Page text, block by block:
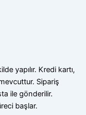
yapılır. Kredi kartı,
Sipariş
ile gönderilir.
başlar.